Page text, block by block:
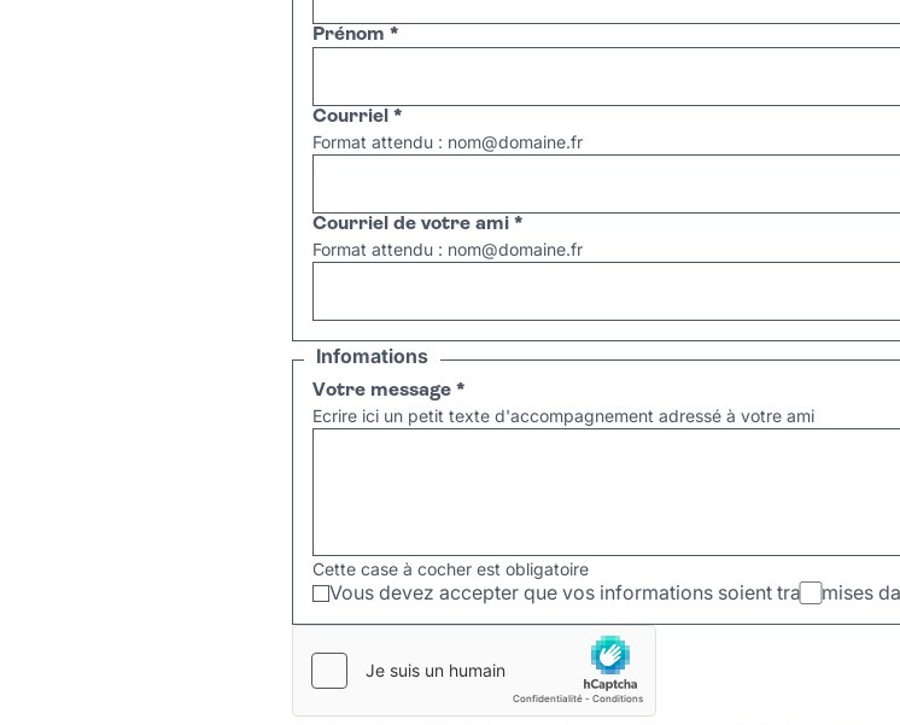
Prénom *
Courriel *
Format attendu : nom@domaine.fr
Courriel de votre ami *
Format attendu : nom@domaine.fr
Infomations
Votre message *
Ecrire ici un petit texte d'accompagnement adressé à votre ami
Cette case à cocher est obligatoire
Vous devez accepter que vos informations soient transmises